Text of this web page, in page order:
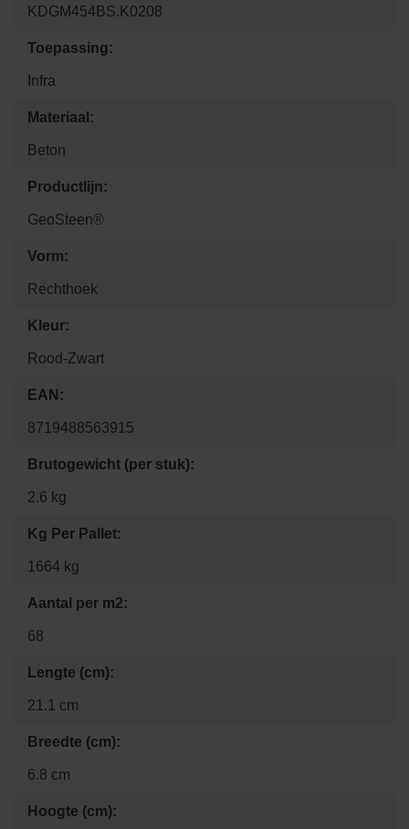
KDGM454BS.K0208
Toepassing:
Infra
Materiaal:
Beton
Productlijn:
GeoSteen®
Vorm:
Rechthoek
Kleur:
Rood-Zwart
EAN:
8719488563915
Brutogewicht (per stuk):
2.6 kg
Kg Per Pallet:
1664 kg
Aantal per m2:
68
Lengte (cm):
21.1 cm
Breedte (cm):
6.8 cm
Hoogte (cm):